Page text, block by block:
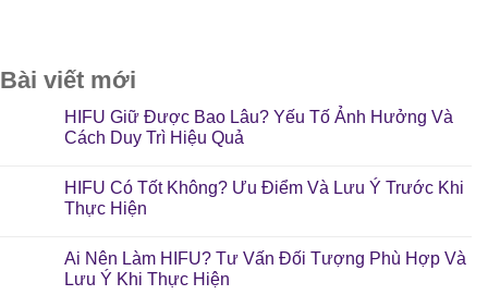
Bài viết mới
HIFU Giữ Được Bao Lâu? Yếu Tố Ảnh Hưởng Và
Cách Duy Trì Hiệu Quả
HIFU Có Tốt Không? Ưu Điểm Và Lưu Ý Trước Khi
Thực Hiện
Ai Nên Làm HIFU? Tư Vấn Đối Tượng Phù Hợp Và
Lưu Ý Khi Thực Hiện